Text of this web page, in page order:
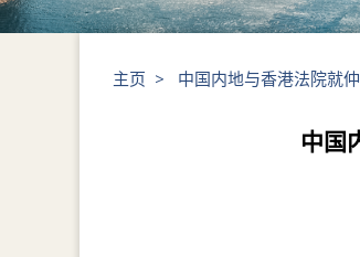
主页 > 中国内地与香港法院就
中国